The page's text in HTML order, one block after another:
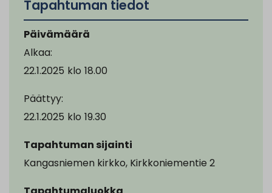
Tapahtuman tiedot
Päivämäärä
Alkaa:
22.1.2025 klo 18.00
Päättyy:
22.1.2025 klo 19.30
Tapahtuman sijainti
Kangasniemen kirkko, Kirkkoniementie 2